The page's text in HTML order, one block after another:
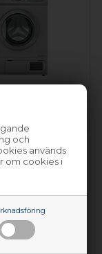
och
används
om cookies i